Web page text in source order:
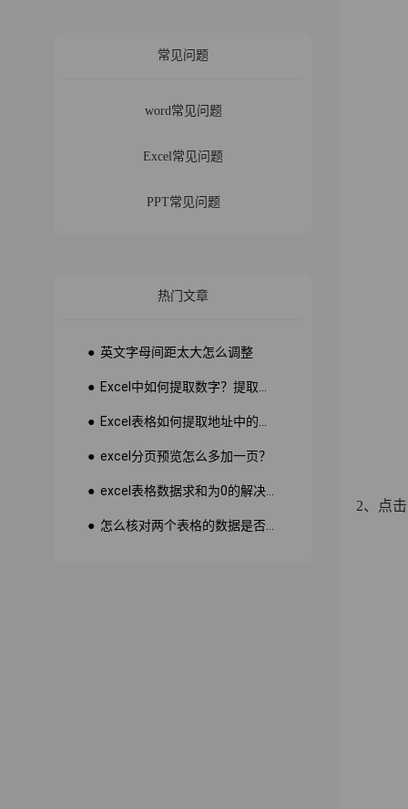
常见问题
word常见问题
Excel常见问题
PPT常见问题
热门文章
● 英文字母间距太大怎么调整
● excel分页预览怎么多加一页？
2、点